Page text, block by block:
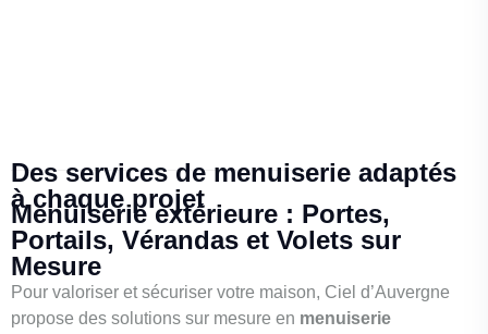
Des services de menuiserie adaptés
à chaque projet
Menuiserie extérieure : Portes,
Portails, Vérandas et Volets sur
Mesure
Pour valoriser et sécuriser votre maison, Ciel d’Auvergne
propose des solutions sur mesure en menuiserie